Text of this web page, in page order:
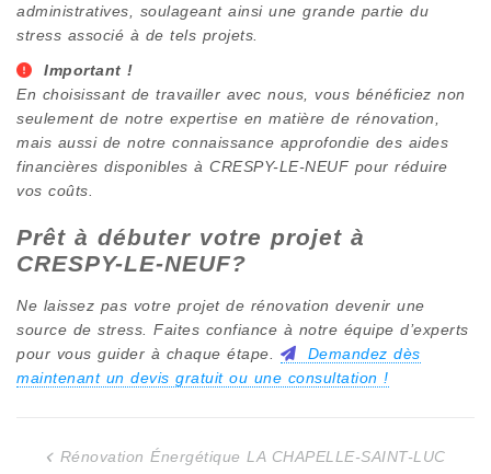
administratives, soulageant ainsi une grande partie du
stress associé à de tels projets.
Important !
En choisissant de travailler avec nous, vous bénéficiez non
seulement de notre expertise en matière de rénovation,
mais aussi de notre connaissance approfondie des aides
financières disponibles à CRESPY-LE-NEUF pour réduire
vos coûts.
Prêt à débuter votre projet à
CRESPY-LE-NEUF?
Ne laissez pas votre projet de rénovation devenir une
source de stress. Faites confiance à notre équipe d’experts
pour vous guider à chaque étape.
Demandez dès
maintenant un devis gratuit ou une consultation !
Rénovation Énergétique LA CHAPELLE-SAINT-LUC